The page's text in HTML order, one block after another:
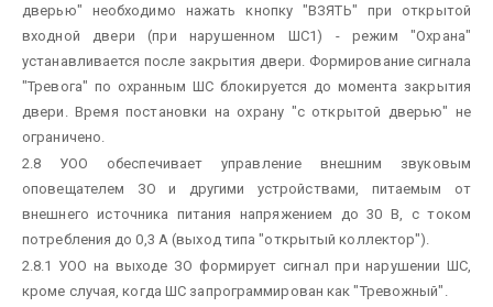
дверью" необходимо нажать кнопку "ВЗЯТЬ" при открытой
входной двери (при нарушенном ШС1) - режим "Охрана"
устанавливается после закрытия двери. Формирование сигнала
"Тревога" по охранным ШС блокируется до момента закрытия
двери. Время постановки на охрану "с открытой дверью" не
ограничено.
2.8 УОО обеспечивает управление внешним звуковым
оповещателем ЗО и другими устройствами, питаемым от
внешнего источника питания напряжением до 30 В, с током
потребления до 0,3 А (выход типа "открытый коллектор").
2.8.1 УОО на выходе ЗО формирует сигнал при нарушении ШС,
кроме случая, когда ШС запрограммирован как "Тревожный".